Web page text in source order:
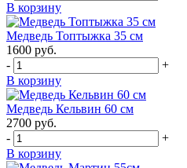
В корзину
Медведь Топтыжка 35 см
1600 руб.
-
+
В корзину
Медведь Кельвин 60 см
2700 руб.
-
+
В корзину